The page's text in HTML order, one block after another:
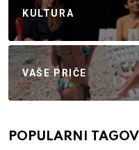
KULTURA
VAŠE PRIČE
POPULARNI TAGOVI